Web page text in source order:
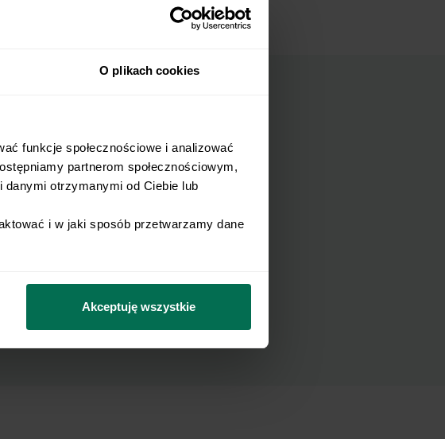
O plikach cookies
funkcje społecznościowe i analizować
partnerom społecznościowym,
otrzymanymi od Ciebie lub
i w jaki sposób przetwarzamy dane
Akceptuję wszystkie
skrzynkę e-mail.
Wyślij
otrzymywania Newslettera i